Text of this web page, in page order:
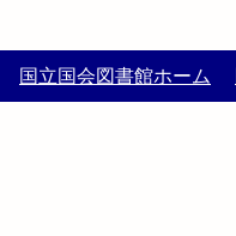
国立国会図書館ホーム